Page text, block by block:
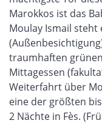
Marokkos ist das
Moulay Ismail
traumhaften
Mittagessen
Weiterfahrt über
eine der größten
2 Nächte in Fès.